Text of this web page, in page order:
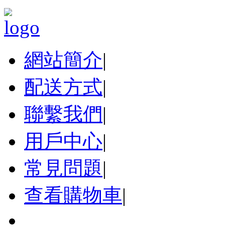
網站簡介|
配送方式|
聯繫我們|
用戶中心|
常見問題|
查看購物車|